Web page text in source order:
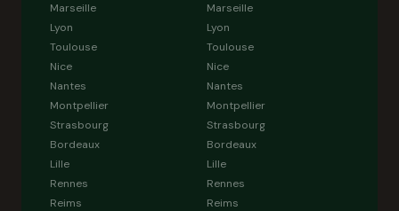
Marseille
Lyon
Toulouse
Nice
Nantes
Montpellier
Strasbourg
Bordeaux
Lille
Rennes
Reims
Marseille
Lyon
Toulouse
Nice
Nantes
Montpellier
Strasbourg
Bordeaux
Lille
Rennes
Reims